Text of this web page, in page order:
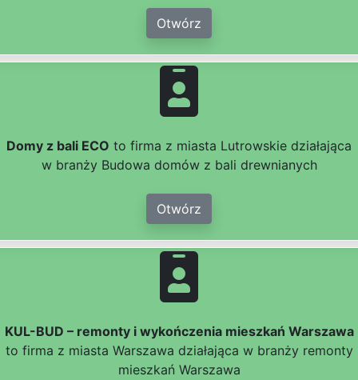
Otwórz
Domy z bali ECO to firma z miasta Lutrowskie działająca
w branży Budowa domów z bali drewnianych
Otwórz
KUL-BUD – remonty i wykończenia mieszkań Warszawa
to firma z miasta Warszawa działająca w branży remonty
mieszkań Warszawa